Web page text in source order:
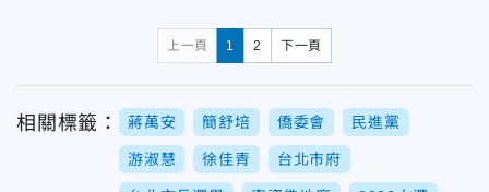
上一頁 1 2 下一頁
相關標籤： 蔣萬安 簡舒培 僑委會 民進黨
游淑慧 徐佳青 台北市府